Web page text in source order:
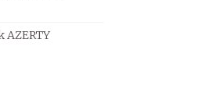
AZERTY